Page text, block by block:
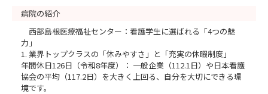
病院の紹介
西部島根医療福祉センター：看護学生に選ばれる「4つの魅
力」
1. 業界トップクラスの「休みやすさ」と「充実の休暇制度」
年間休日126日（令和8年度）： 一般企業（112.1日）や日本看護
協会の平均（117.2日）を大きく上回る、自分を大切にできる環
境です。